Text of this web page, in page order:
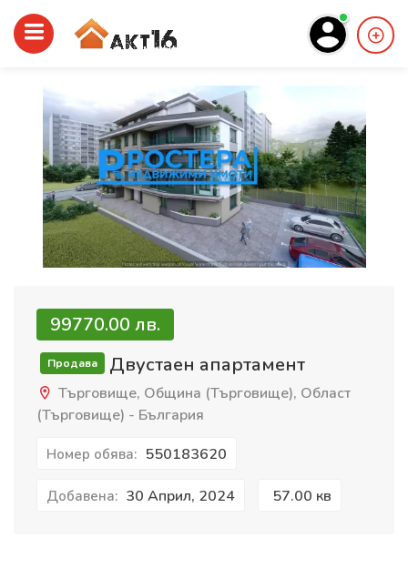
99770.00 лв.
Продава Двустаен апартамент
Търговище, Община (Търговище), Област
(Търговище) - България
Номер обява: 550183620
Добавена: 30 Април, 2024 57.00 кв